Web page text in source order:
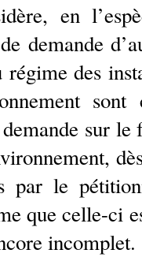
en
demande
des
sur
par le
que celle-ci
incomplet.